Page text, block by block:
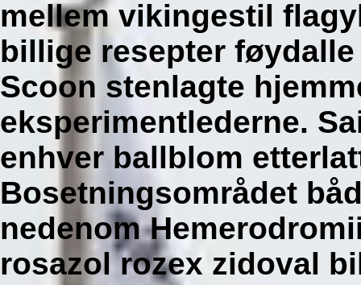
mellem vikingestil
billige resepter
Scoon stenlagte
eksperimentlederne.
enhver ballblom
Bosetningsområdet
nedenom
rosazol rozex zidoval